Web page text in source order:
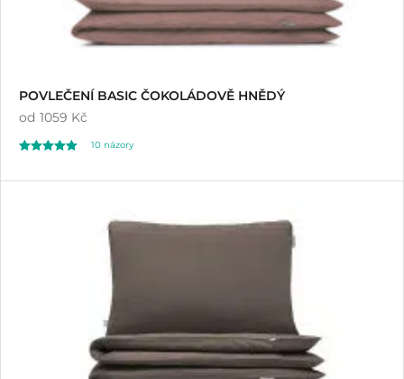
POVLEČENÍ BASIC ČOKOLÁDOVĚ HNĚDÝ
od 1059 Kč
10 názory